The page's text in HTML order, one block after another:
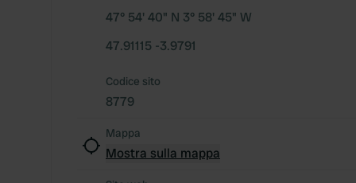
47° 54' 40" N 3° 58' 45" W
47.91115 -3.9791
Codice sito
8779
Mappa
Mostra sulla mappa